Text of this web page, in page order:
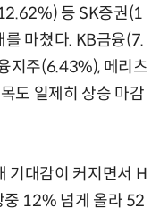
등 SK증권(1
마쳤다. KB금융(7.
지주(6.43%), 메리츠
도 일제히 상승 마감
기대감이 커지면서 H
12% 넘게 올라 52